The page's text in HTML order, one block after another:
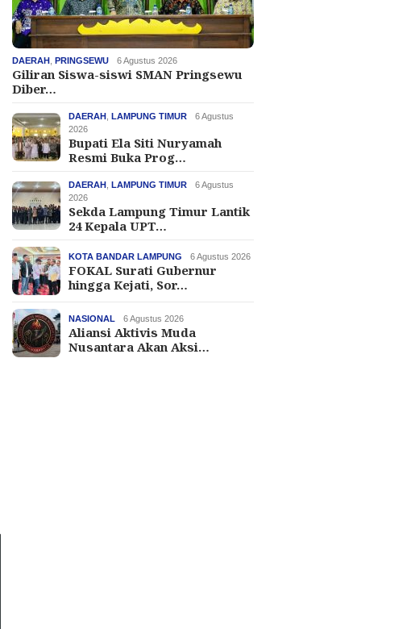
DAERAH ,PRINGSEWU 6 Agustus 2026
Giliran Siswa-siswi SMAN Pringsewu
Diber…
DAERAH ,LAMPUNG TIMUR
6 Agustus
2026
Bupati Ela Siti Nuryamah
Resmi Buka Prog…
DAERAH ,LAMPUNG TIMUR
6 Agustus
2026
Sekda Lampung Timur Lantik
24 Kepala UPT…
KOTA BANDAR LAMPUNG 6 Agustus 2026
FOKAL Surati Gubernur
hingga Kejati, Sor…
NASIONAL 6 Agustus 2026
Aliansi Aktivis Muda
Nusantara Akan Aksi…